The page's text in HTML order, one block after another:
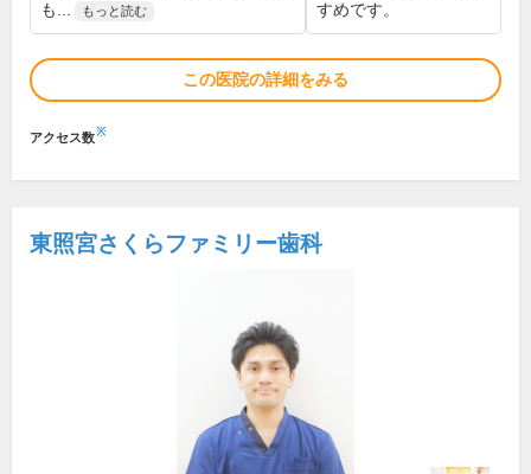
も...
もっと読む
すめです。
この医院の詳細をみる
アクセス数※
東照宮さくらファミリー歯科